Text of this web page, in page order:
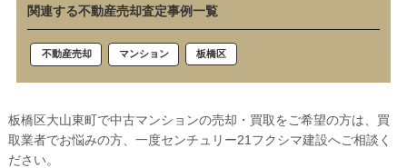
関連する不動産売却査定事例一覧
不動産売却 マンション 板橋区
板橋区大山東町で中古マンションの売却・買取をご希望の方は、買
取業者でお悩みの方、一度センチュリー21フクシマ建設へご相談く
ださい。